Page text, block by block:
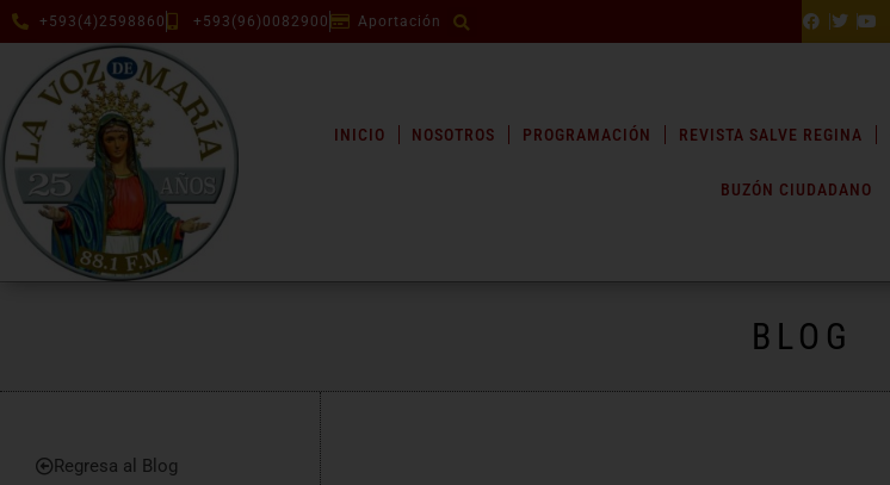
+593(4)2598860 +593(96)0082900 Aportación
INICIO NOSOTROS PROGRAMACIÓN REVISTA SALVE REGINA
BUZÓN CIUDADANO
BLOG
Regresa al Blog